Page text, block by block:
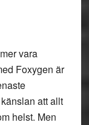
vara
Foxygen är
att allt
helst. Men